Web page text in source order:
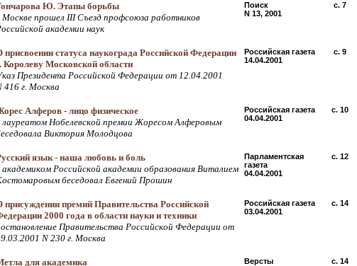
Ю. Этапы борьбы
Москве прошел III Съезд профсоюза работников
академии наук
Поиск
N 13, 2001
c. 7
присвоении статуса наукограда Российской Федерации
Королеву Московской области
Президента Российской Федерации от 12.04.2001
416 г. Москва
Российская газета
14.04.2001
c. 9
Алферов - лицо физическое
лауреатом Нобелевской премии Жоресом Алферовым
Виктория Молодцова
Российская газета
04.04.2001
c. 10
язык - наша любовь и боль
академиком Российской академии образования Виталием
беседовал Евгений Прошин
Парламентская
газета
04.04.2001
c. 12
присуждении премий Правительства Российской
2000 года в области науки и техники
Правительства Российской Федерации от
N 230 г. Москва
Российская газета
03.04.2001
c. 14
для академика
Версты
c. 14